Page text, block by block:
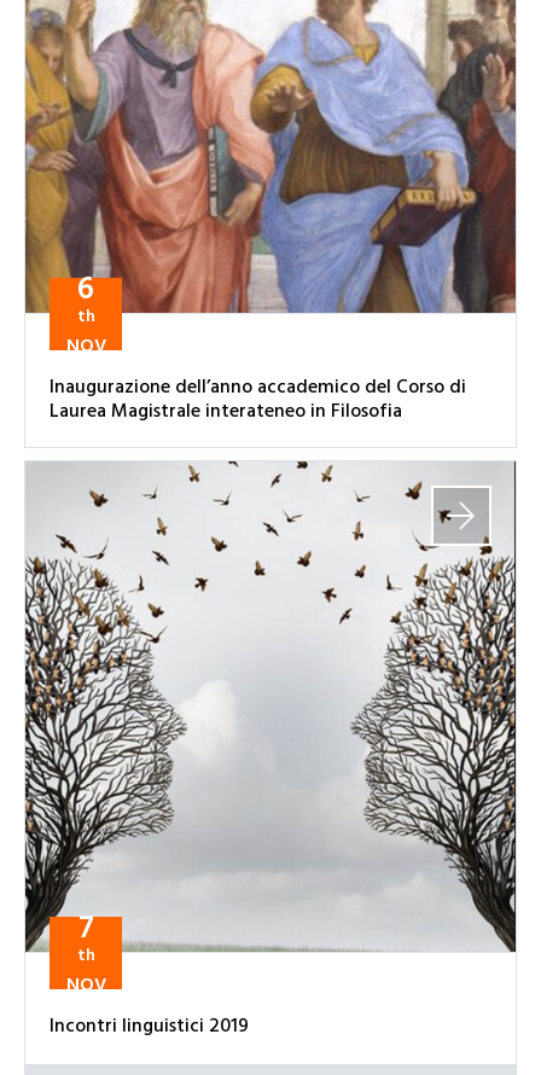
6
th
NOV
Inaugurazione dell’anno accademico del Corso di
Laurea Magistrale interateneo in Filosofia
7
th
NOV
Incontri linguistici 2019